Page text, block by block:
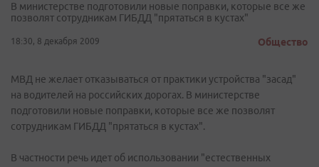
В министерстве подготовили новые поправки, которые все же
позволят сотрудникам ГИБДД "прятаться в кустах"
18:30, 8 декабря 2009 Общество
МВД не желает отказываться от практики устройства "засад"
на водителей на российских дорогах. В министерстве
подготовили новые поправки, которые все же позволят
сотрудникам ГИБДД "прятаться в кустах".
В частности речь идет об использовании "естественных